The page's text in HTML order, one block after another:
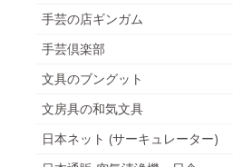
手芸の店ギンガム
手芸倶楽部
文具のブングット
文房具の和気文具
日本ネット (サーキュレーター)